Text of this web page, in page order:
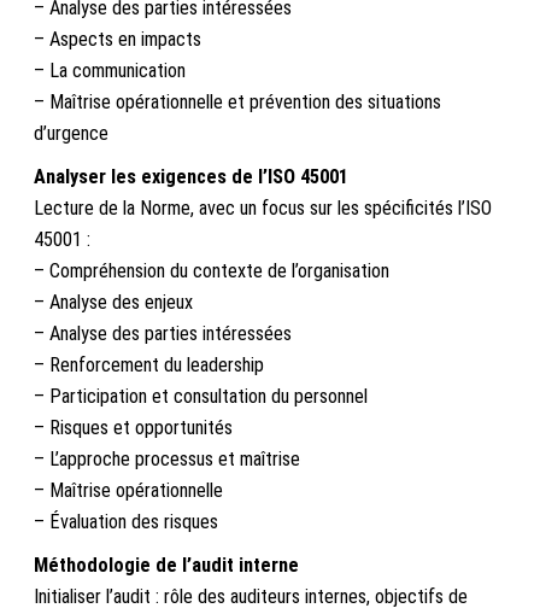
– Analyse des parties intéressées
– Aspects en impacts
– La communication
– Maîtrise opérationnelle et prévention des situations
d’urgence
Analyser les exigences de l’ISO 45001
Lecture de la Norme, avec un focus sur les spécificités l’ISO
45001 :
– Compréhension du contexte de l’organisation
– Analyse des enjeux
– Analyse des parties intéressées
– Renforcement du leadership
– Participation et consultation du personnel
– Risques et opportunités
– L’approche processus et maîtrise
– Maîtrise opérationnelle
– Évaluation des risques
Méthodologie de l’audit interne
Initialiser l’audit : rôle des auditeurs internes, objectifs de